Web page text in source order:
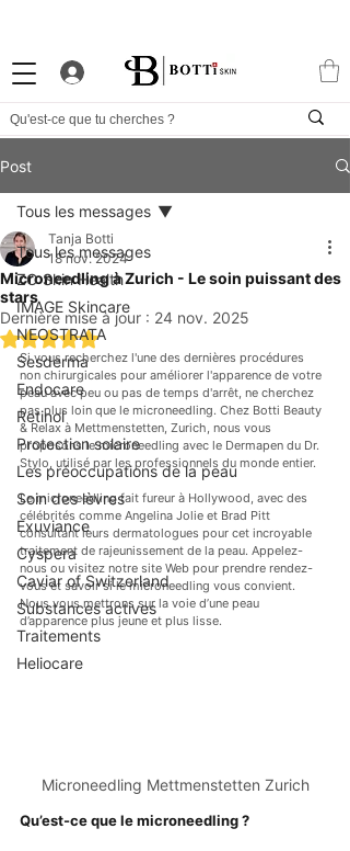
Post
Tous les messages
ZO Skin Health
IMAGE Skincare
NEOSTRATA
Sesderma
Endocare
Retinol
Protection solaire
Les préoccupations de la peau
Soin des lèvres
Exuviance
Cyspera
Caviar of Switzerland
Substances actives
Traitements
Heliocare
Tous les messages
Microneedling à Zurich - Le soin puissant des
stars
Tanja Botti
18 nov. 2024
Dernière mise à jour : 24 nov. 2025
Noté NaN étoiles sur 5.
Si vous recherchez l'une des dernières procédures
non chirurgicales pour améliorer l'apparence de votre
peau avec peu ou pas de temps d'arrêt, ne cherchez
pas plus loin que le microneedling. Chez Botti Beauty
& Relax à Mettmenstetten, Zurich, nous vous
proposons le microneedling avec le Dermapen du Dr.
Stylo, utilisé par les professionnels du monde entier.
Le microneedling fait fureur à Hollywood, avec des
célébrités comme Angelina Jolie et Brad Pitt
consultant leurs dermatologues pour cet incroyable
traitement de rajeunissement de la peau. Appelez-
nous ou visitez notre site Web pour prendre rendez-
vous et savoir si le microneedling vous convient.
Nous vous mettrons sur la voie d’une peau
d’apparence plus jeune et plus lisse.
Microneedling Mettmenstetten Zurich
Qu’est-ce que le microneedling ?